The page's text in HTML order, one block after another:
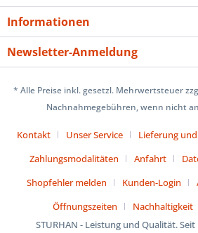
Informationen
Newsletter-Anmeldung
* Alle Preise inkl. gesetzl. Mehrwertsteuer
Nachnahmegebühren, wenn nicht
Kontakt Unser Service Lieferung
Zahlungsmodalitäten
Anfahrt
Shopfehler melden
Kunden-Login
Öffnungszeiten
Nachhaltigkeit
STURHAN - Leistung und Qualität. Seit